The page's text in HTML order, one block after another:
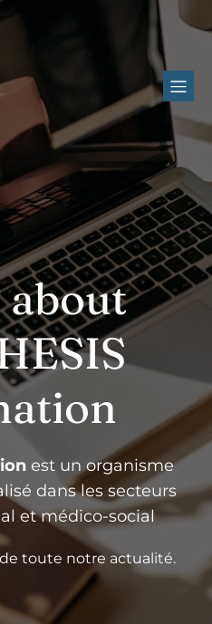
about
est un organisme
dans les secteurs
et médico-social
toute notre actualité.